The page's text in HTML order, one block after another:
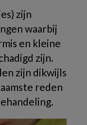
zijn
waarbij
en kleine
zijn.
zijn dikwijls
reden